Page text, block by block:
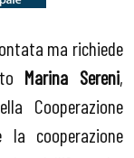
ma richiede
Marina Sereni,
Cooperazione
cooperazione